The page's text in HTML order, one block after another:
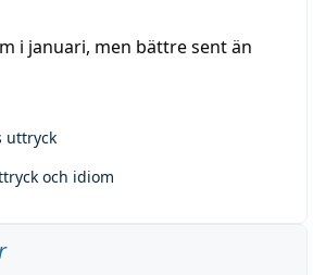
i januari, men bättre sent än
uttryck
och idiom